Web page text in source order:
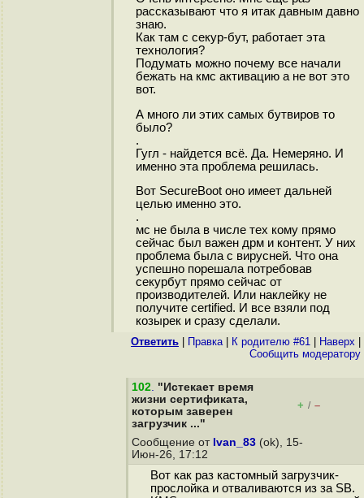
рассказывают что я итак давным давно
знаю.
Как там с секур-бут, работает эта
технология?
Подумать можно почему все начали
бежать на кмс активацию а не вот это
вот.
А много ли этих самых бутвиров то
было?
.
Гугл - найдется всё. Да. Немеряно. И
именно эта проблема решилась.
Вот SecureBoot оно имеет дальней
целью именно это.
.
мс не была в числе тех кому прямо
сейчас был важен дрм и контент. У них
проблема была с вирусней. Что она
успешно порешала потребовав
секурбут прямо сейчас от
производителей. Или наклейку не
получите certified. И все взяли под
козырек и сразу сделали.
Ответить Правка| К родителю #61 Наверх
Cообщить модератору
102. "Истекает время
жизни сертификата,
которым заверен
загрузчик ..."
+ / –
Сообщение от Ivan_83 (ok), 15-
Июн-26, 17:12
Вот как раз кастомный загрузчик-
прослойка и отваливаются из за SB.